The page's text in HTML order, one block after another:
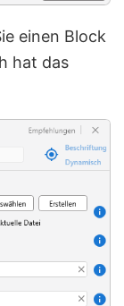
einen Block
hat das